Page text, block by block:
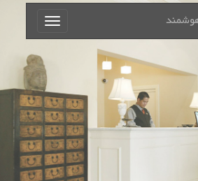
Toggle
navigation